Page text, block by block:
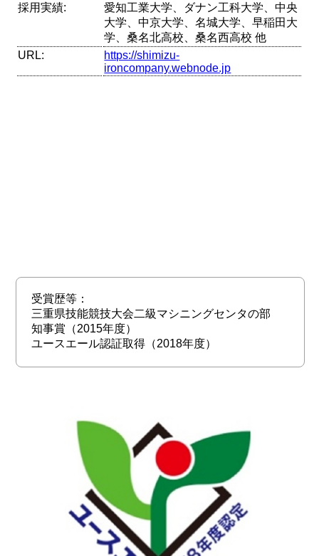
採用実績:
愛知工業大学、ダナン工科大学、中央
大学、中京大学、名城大学、早稲田大
学、桑名北高校、桑名西高校 他
URL:
https://shimizu-
ironcompany.webnode.jp
受賞歴等：
三重県技能競技大会二級マシニングセンタの部
知事賞（2015年度）
ユースエール認証取得（2018年度）